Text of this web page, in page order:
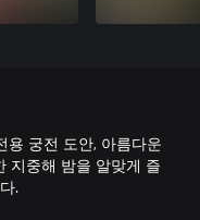
용 궁전 도안, 아름다운
지중해 밤을 알맞게 즐
.